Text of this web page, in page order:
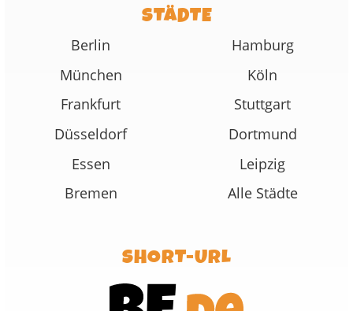
STÄDTE
Berlin
Hamburg
München
Köln
Frankfurt
Stuttgart
Düsseldorf
Dortmund
Essen
Leipzig
Bremen
Alle Städte
SHORT-URL